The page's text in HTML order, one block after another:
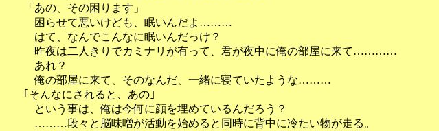
「あの、その困ります」
困らせて悪いけども、眠いんだよ………
はて、なんでこんなに眠いんだっけ？
昨夜は二人きりでカミナリが有って、君が夜中に俺の部屋に来て…………
あれ？
俺の部屋に来て、そのなんだ、一緒に寝ていたような………
｢そんなにされると、あの｣
という事は、俺は今何に顔を埋めているんだろう？
………段々と脳味噌が活動を始めると同時に背中に冷たい物が走る。